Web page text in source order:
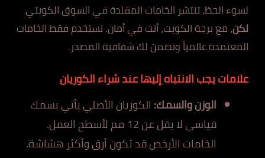
لسوء الحظ، تنتشر الخامات المقلدة في السوق الكويتي.
لكن، مع برجة الكويت، أنت في أمان. نستخدم فقط الخامات
المعتمدة عالمياً ونضمن لك شفافية المصدر.
علامات يجب الانتباه إليها عند شراء الكوريان
الوزن والسمك: الكوريان الأصلي يأتي بسمك
قياسي لا يقل عن 12 مم لأسطح العمل.
الخامات الأرخص قد تكون أرق وأكثر هشاشة.